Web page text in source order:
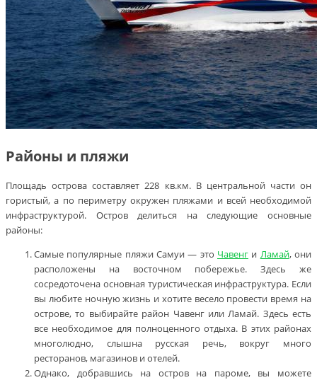
Районы и пляжи
Площадь острова составляет 228 кв.км. В центральной части он
гористый, а по периметру окружен пляжами и всей необходимой
инфраструктурой. Остров делиться на следующие основные
районы:
Самые популярные пляжи Самуи — это Чавенг и Ламай, они
расположены на восточном побережье. Здесь же
сосредоточена основная туристическая инфраструктура. Если
вы любите ночную жизнь и хотите весело провести время на
острове, то выбирайте район Чавенг или Ламай. Здесь есть
все необходимое для полноценного отдыха. В этих районах
многолюдно, слышна русская речь, вокруг много
ресторанов, магазинов и отелей.
Однако, добравшись на остров на пароме, вы можете